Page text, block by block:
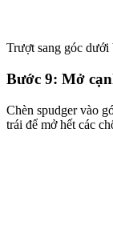
Trượt sang góc dưới
Bước 9: Mở
Chèn spudger vào
trái để mở hết các